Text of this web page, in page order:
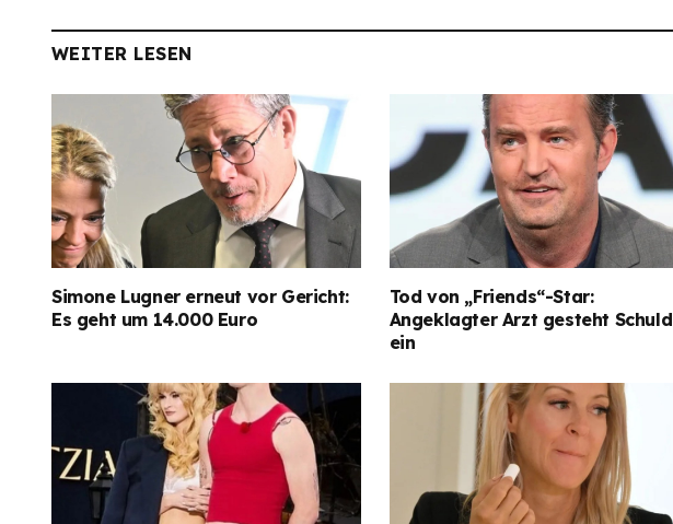
WEITER LESEN
Simone Lugner erneut vor Gericht:
Es geht um 14.000 Euro
Tod von „Friends“-Star:
Angeklagter Arzt gesteht Schuld
ein